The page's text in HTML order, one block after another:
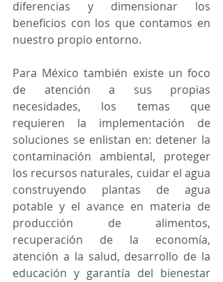
diferencias y dimensionar los
beneficios con los que contamos en
nuestro propio entorno.
Para México también existe un foco
de atención a sus propias
necesidades, los temas que
requieren la implementación de
soluciones se enlistan en: detener la
contaminación ambiental, proteger
los recursos naturales, cuidar el agua
construyendo plantas de agua
potable y el avance en materia de
producción de alimentos,
recuperación de la economía,
atención a la salud, desarrollo de la
educación y garantía del bienestar